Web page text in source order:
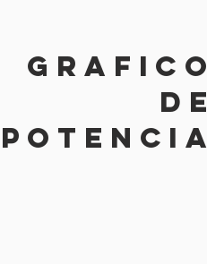
Grafico
de
potencia